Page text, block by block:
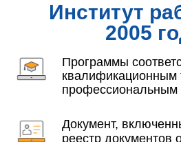
Институт
2005
Программы
квалификационным
профессиональным
Документ,
реестр документов